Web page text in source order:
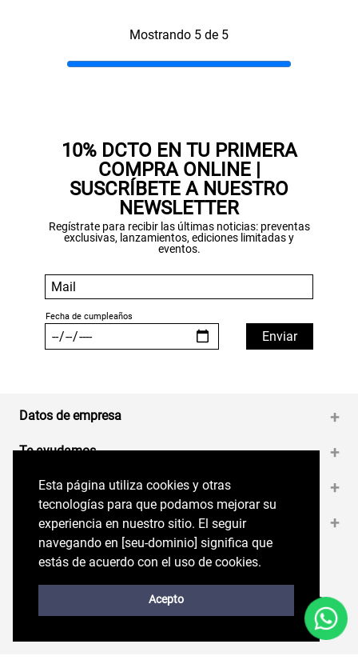
Esta página utiliza cookies y otras
tecnologías para que podamos mejorar su
experiencia en nuestro sitio. El seguir
navegando en perryellis.cl significa que estás
de acuerdo con el uso de cookies.
Acepto
Esta página utiliza cookies y otras
tecnologías para que podamos mejorar su
experiencia en nuestro sitio. El seguir
navegando en [seu-dominio] significa que
estás de acuerdo con el uso de cookies.
Acepto
Mostrando 5 de 5
10% DCTO EN TU PRIMERA
COMPRA ONLINE |
SUSCRÍBETE A NUESTRO
NEWSLETTER
Regístrate para recibir las últimas noticias: preventas
exclusivas, lanzamientos, ediciones limitadas y
eventos.
Datos de empresa +
Te ayudamos +
Medios de pago +
Contáctanos +
Síguenos en nuestras RRSS
Trabaja con Nosotros